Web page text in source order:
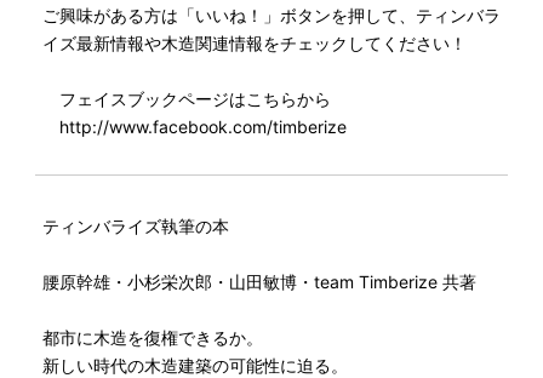
ご興味がある方は「いいね！」ボタンを押して、ティンバラ
イズ最新情報や木造関連情報をチェックしてください！
フェイスブックページはこちらから
http://www.facebook.com/timberize
ティンバライズ執筆の本
腰原幹雄・小杉栄次郎・山田敏博・team Timberize 共著
都市に木造を復権できるか。
新しい時代の木造建築の可能性に迫る。